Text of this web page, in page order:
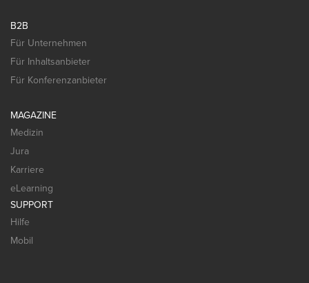
B2B
Für Unternehmen
Für Inhaltsanbieter
Für Konferenzanbieter
MAGAZINE
Medizin
Jura
Karriere
eLearning
SUPPORT
Hilfe
Mobil